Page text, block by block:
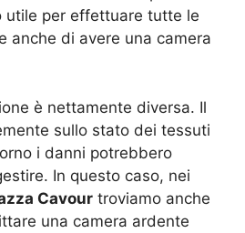
utile per effettuare tutte le
anche di avere una camera
è nettamente diversa. Il
sullo stato dei tessuti
i danni potrebbero
In questo caso, nei
Cavour troviamo anche
una camera ardente